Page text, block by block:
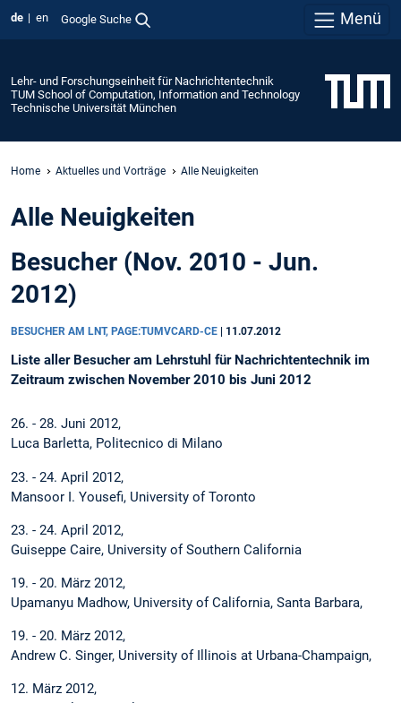
de en Google Suche Menü
Lehr- und Forschungseinheit für Nachrichtentechnik
TUM School of Computation, Information and Technology
Technische Universität München
Home Aktuelles und Vorträge Alle Neuigkeiten
Alle Neuigkeiten
Besucher (Nov. 2010 - Jun.
2012)
BESUCHER AM LNT, PAGE:TUMVCARD-CE 11.07.2012
Liste aller Besucher am Lehrstuhl für Nachrichtentechnik im
Zeitraum zwischen November 2010 bis Juni 2012
26. - 28. Juni 2012,
Luca Barletta, Politecnico di Milano
23. - 24. April 2012,
Mansoor I. Yousefi, University of Toronto
23. - 24. April 2012,
Guiseppe Caire, University of Southern California
19. - 20. März 2012,
Upamanyu Madhow, University of California, Santa Barbara,
19. - 20. März 2012,
Andrew C. Singer, University of Illinois at Urbana-Champaign,
12. März 2012,